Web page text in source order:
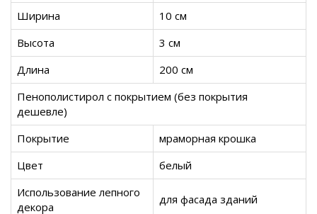
Ширина
10 см
Высота
3 см
Длина
200 см
Пенополистирол с покрытием (без покрытия
дешевле)
Покрытие
мраморная крошка
Цвет
белый
Использование лепного
декора
для фасада зданий